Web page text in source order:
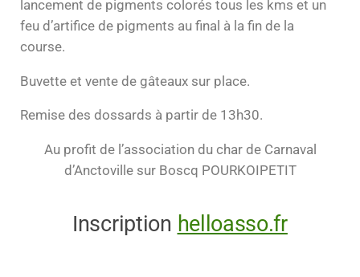
lancement de pigments colorés tous les kms et un
feu d’artifice de pigments au final à la fin de la
course.
Buvette et vente de gâteaux sur place.
Remise des dossards à partir de 13h30.
Au profit de l’association du char de Carnaval
d’Anctoville sur Boscq POURKOIPETIT
Inscription helloasso.fr